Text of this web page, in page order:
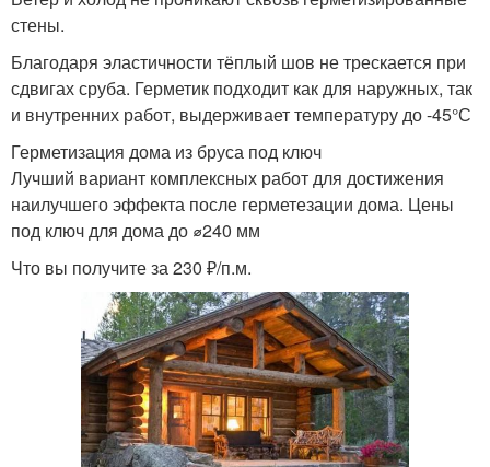
стены.
Благодаря эластичности тёплый шов не трескается при
сдвигах сруба. Герметик подходит как для наружных, так
и внутренних работ, выдерживает температуру до -45°С
Герметизация дома из бруса под ключ
Лучший вариант комплексных работ для достижения
наилучшего эффекта после герметезации дома. Цены
под ключ для дома до ⌀240 мм
Что вы получите за 230 ₽/п.м.